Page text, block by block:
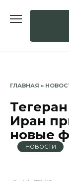
ГЛАВНАЯ »
Иран
новые
НОВОСТИ